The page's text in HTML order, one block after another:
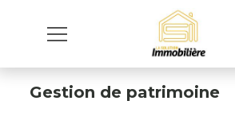
Gestion de patrimoine